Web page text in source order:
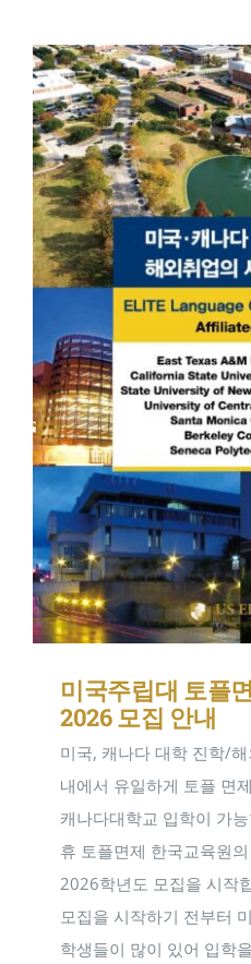
미국주립대 토플
2026 모집 안내
미국, 캐나다 대학 진학/
내에서 유일하게 토플 면
캐나다대학교 입학이 가
휴 토플면제 한국교육원
2026학년도 모집을 시작
모집을 시작하기 전부터
학생들이 많이 있어 입학